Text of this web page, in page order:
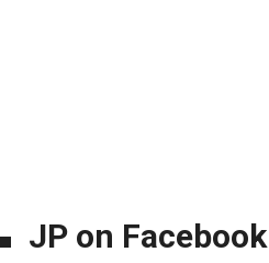
JP on Facebook